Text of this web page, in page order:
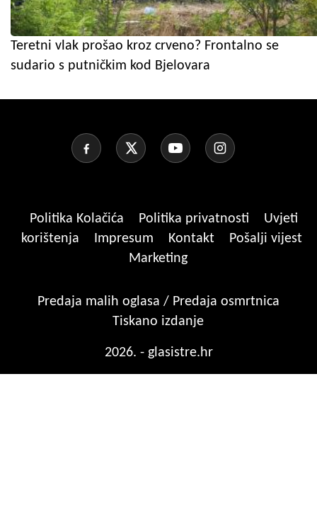
Teretni vlak prošao kroz crveno? Frontalno se
sudario s putničkim kod Bjelovara
Politika Kolačića Politika privatnosti
Uvjeti
korištenja
Impresum Kontakt
Pošalji vijest
Marketing
Predaja malih oglasa / Predaja osmrtnica
Tiskano izdanje
2026. - glasistre.hr